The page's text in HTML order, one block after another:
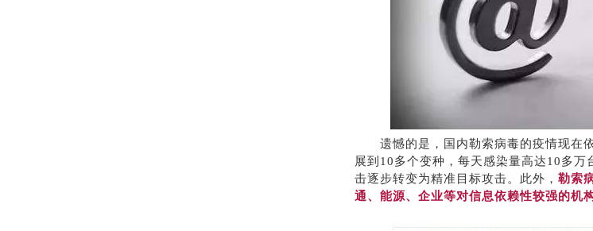
遗憾的是，国内勒索病毒的疫情现在
展到 10多个变种，每天感染量高达10多
击逐步转变为精准目标攻击。此外， 勒索
通、能源、企业等对信息依赖性较强的机构